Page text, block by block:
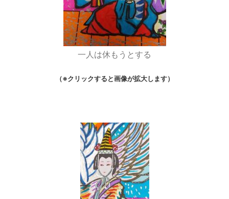
一人は休もうとする
（※クリックすると画像が拡大します）